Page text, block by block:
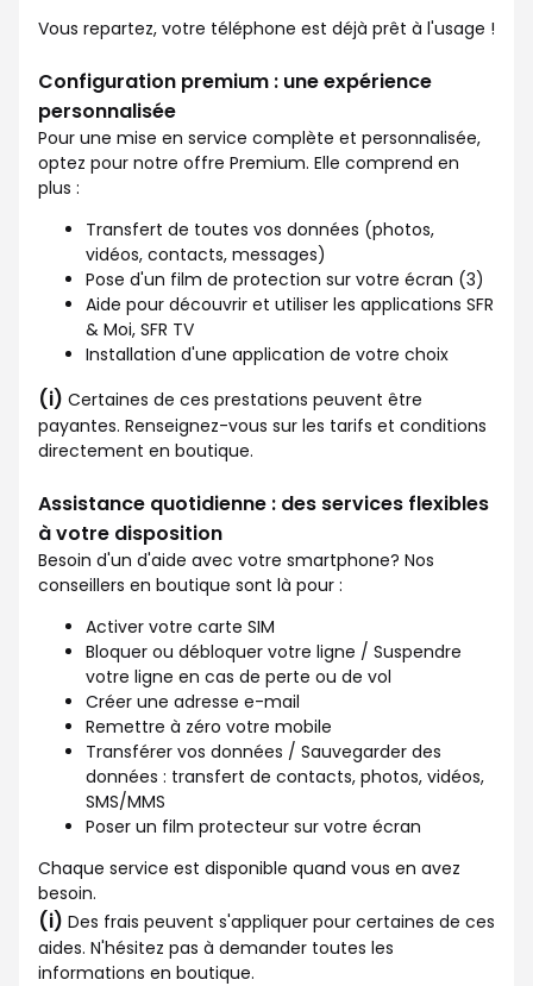
Vous repartez, votre téléphone est déjà prêt à l'usage !
Configuration premium : une expérience
personnalisée
Pour une mise en service complète et personnalisée,
optez pour notre offre Premium. Elle comprend en
plus :
Transfert de toutes vos données (photos,
vidéos, contacts, messages)
Pose d'un film de protection sur votre écran (3)
Aide pour découvrir et utiliser les applications SFR
& Moi, SFR TV
Installation d'une application de votre choix
(i) Certaines de ces prestations peuvent être
payantes. Renseignez-vous sur les tarifs et conditions
directement en boutique.
Assistance quotidienne : des services flexibles
à votre disposition
Besoin d'un d'aide avec votre smartphone? Nos
conseillers en boutique sont là pour :
Activer votre carte SIM
Bloquer ou débloquer votre ligne / Suspendre
votre ligne en cas de perte ou de vol
Créer une adresse e-mail
Remettre à zéro votre mobile
Transférer vos données / Sauvegarder des
données : transfert de contacts, photos, vidéos,
SMS/MMS
Poser un film protecteur sur votre écran
Chaque service est disponible quand vous en avez
besoin.
(i) Des frais peuvent s'appliquer pour certaines de ces
aides. N'hésitez pas à demander toutes les
informations en boutique.